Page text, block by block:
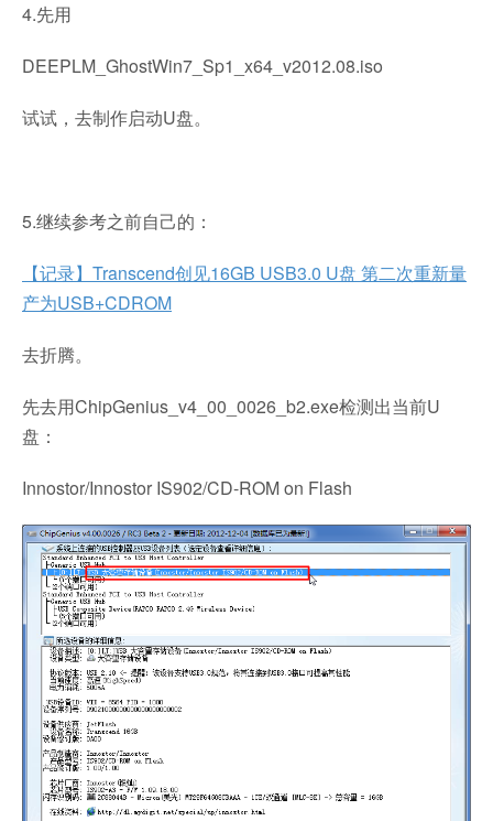
4.先用
DEEPLM_GhostWin7_Sp1_x64_v2012.08.iso
试试，去制作启动U盘。
5.继续参考之前自己的：
【记录】Transcend创见16GB USB3.0 U盘 第二次重新量
产为USB+CDROM
去折腾。
先去用ChipGenius_v4_00_0026_b2.exe检测出当前U
盘：
Innostor/Innostor IS902/CD-ROM on Flash